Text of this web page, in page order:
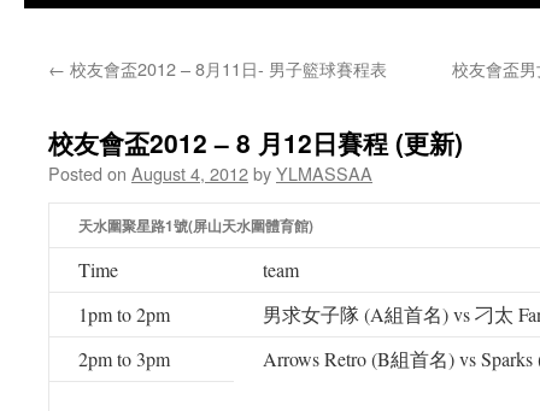
← 校友會盃2012 – 8月11日- 男子籃球賽程表 校友會盃
校友會盃2012 – 8 月12日賽程 (更新)
Posted on August 4, 2012byYLMASSAA
天水圍聚星路1號(屏山天水圍體育館)
Time
team
1pm to 2pm
男求女子隊 (A組首名) vs 刁太
2pm to 3pm
Arrows Retro (B組首名) vs